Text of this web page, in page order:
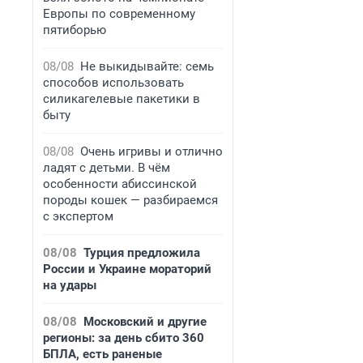
Европы по современному
пятиборью
08/08 Не выкидывайте: семь
способов использовать
силикагелевые пакетики в
быту
08/08 Очень игривы и отлично
ладят с детьми. В чём
особенности абиссинской
породы кошек — разбираемся
с экспертом
08/08 Турция предложила
России и Украине мораторий
на удары
08/08 Московский и другие
регионы: за день сбито 360
БПЛА, есть раненые